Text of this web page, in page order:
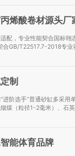
烯酸卷材源头厂
配，专业性能契合国标
GB/T22517.7-2018专业
制
进阶选手”普通砂缸多采
煤（粒径1-2毫米）、石
能体育品牌